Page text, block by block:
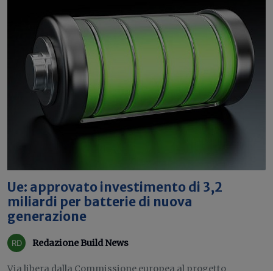
Ue: approvato investimento di 3,2
miliardi per batterie di nuova
generazione
Redazione Build News
Via libera dalla Commissione europea al progetto